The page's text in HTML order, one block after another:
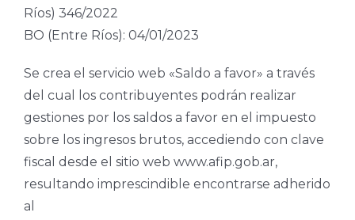
Ríos) 346/2022
BO (Entre Ríos): 04/01/2023
Se crea el servicio web «Saldo a favor» a través
del cual los contribuyentes podrán realizar
gestiones por los saldos a favor en el impuesto
sobre los ingresos brutos, accediendo con clave
fiscal desde el sitio web www.afip.gob.ar,
resultando imprescindible encontrarse adherido
al